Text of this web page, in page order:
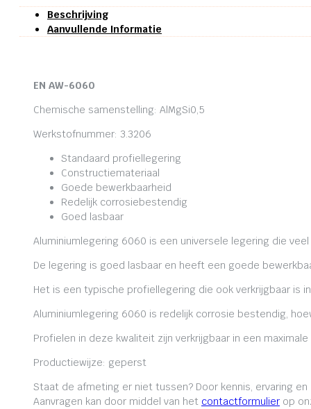
Beschrijving
Aanvullende Informatie
EN AW-6060
Chemische samenstelling: AlMgSi0,5
Werkstofnummer: 3.3206
Standaard profiellegering
Constructiemateriaal
Goede bewerkbaarheid
Redelijk corrosiebestendig
Goed lasbaar
Aluminiumlegering 6060 is een universele legering die
De legering is goed lasbaar en heeft een goede
Het is een typische profiellegering die ook verkrijgbaar is
Aluminiumlegering 6060 is redelijk corrosie bestendig,
Profielen in deze kwaliteit zijn verkrijgbaar in een
Productiewijze: geperst
Staat de afmeting er niet tussen? Door kennis, ervaring
Aanvragen kan door middel van het contactformulier op